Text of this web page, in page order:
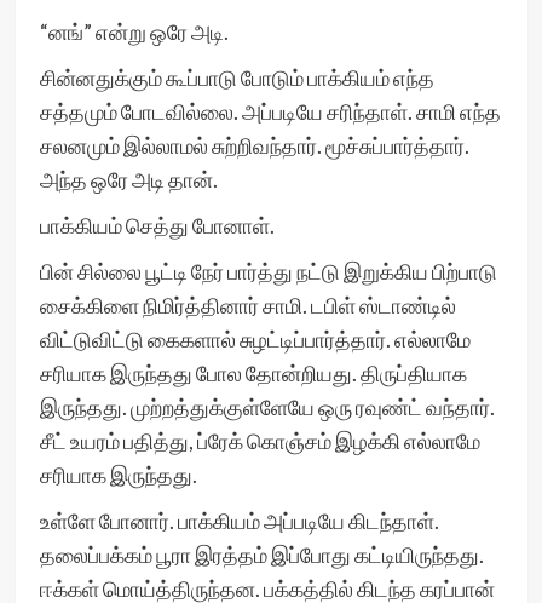
“னங்” என்று ஒரே அடி.
சின்னதுக்கும் கூப்பாடு போடும் பாக்கியம் எந்த
சத்தமும் போடவில்லை. அப்படியே சரிந்தாள். சாமி எந்த
சலனமும் இல்லாமல் சுற்றிவந்தார். மூச்சுப்பார்த்தார்.
அந்த ஒரே அடி தான்.
பாக்கியம் செத்து போனாள்.
பின் சில்லை பூட்டி நேர் பார்த்து நட்டு இறுக்கிய பிற்பாடு
சைக்கிளை நிமிர்த்தினார் சாமி. டபிள் ஸ்டாண்டில்
விட்டுவிட்டு கைகளால் சுழட்டிப்பார்த்தார். எல்லாமே
சரியாக இருந்தது போல தோன்றியது. திருப்தியாக
இருந்தது. முற்றத்துக்குள்ளேயே ஒரு ரவுண்ட் வந்தார்.
சீட் உயரம் பதித்து, ப்ரேக் கொஞ்சம் இழக்கி எல்லாமே
சரியாக இருந்தது.
உள்ளே போனார். பாக்கியம் அப்படியே கிடந்தாள்.
தலைப்பக்கம் பூரா இரத்தம் இப்போது கட்டியிருந்தது.
ஈக்கள் மொய்த்திருந்தன. பக்கத்தில் கிடந்த கரப்பான்